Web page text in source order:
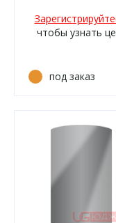
чтобы узнать
под заказ